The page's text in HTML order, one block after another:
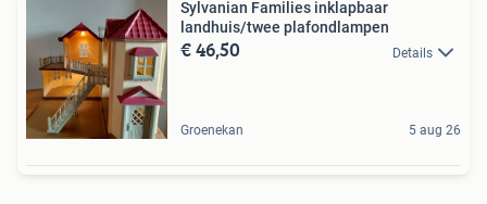
Sylvanian Families inklapbaar
landhuis/twee plafondlampen
€ 46,50 Details
Groenekan 5 aug 26